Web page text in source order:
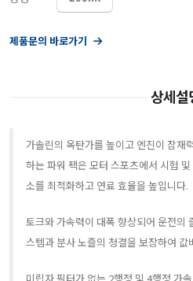
제품문의 바로가기
상세설
가솔린의 옥탄가를 높이고 엔진이 잠재
하는 파워 팩은 모터 스포츠에서 시험
소를 최적화하고 연료 효율을 높입니다.
토크와 가속력이 대폭 향상되어 운전의
스템과 분사 노즐의 청결을 보장하여